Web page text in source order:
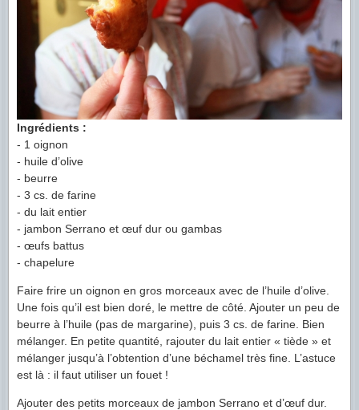
Ingrédients :
- 1 oignon
- huile d’olive
- beurre
- 3 cs. de farine
- du lait entier
- jambon Serrano et œuf dur ou gambas
- œufs battus
- chapelure
Faire frire un oignon en gros morceaux avec de l’huile d’olive.
Une fois qu’il est bien doré, le mettre de côté. Ajouter un peu de
beurre à l’huile (pas de margarine), puis 3 cs. de farine. Bien
mélanger. En petite quantité, rajouter du lait entier « tiède » et
mélanger jusqu’à l’obtention d’une béchamel très fine. L’astuce
est là : il faut utiliser un fouet !
Ajouter des petits morceaux de jambon Serrano et d’œuf dur.